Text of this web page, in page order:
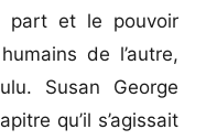
part et le pouvoir
de l’autre,
Susan George
qu’il s’agissait